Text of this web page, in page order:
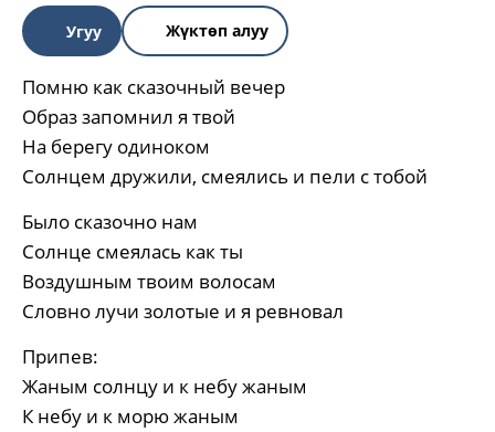
Угуу Жүктөп алуу
Помню как сказочный вечер
Образ запомнил я твой
На берегу одиноком
Солнцем дружили, смеялись и пели с тобой
Было сказочно нам
Солнце смеялась как ты
Воздушным твоим волосам
Словно лучи золотые и я ревновал
Припев:
Жаным солнцу и к небу жаным
К небу и к морю жаным